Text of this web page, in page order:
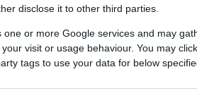
disclose it to other third parties.
or more Google services and may
visit or usage behaviour. You may
tags to use your data for below
is szerződtetné a Honvéd
hogy Somogyi Ádám